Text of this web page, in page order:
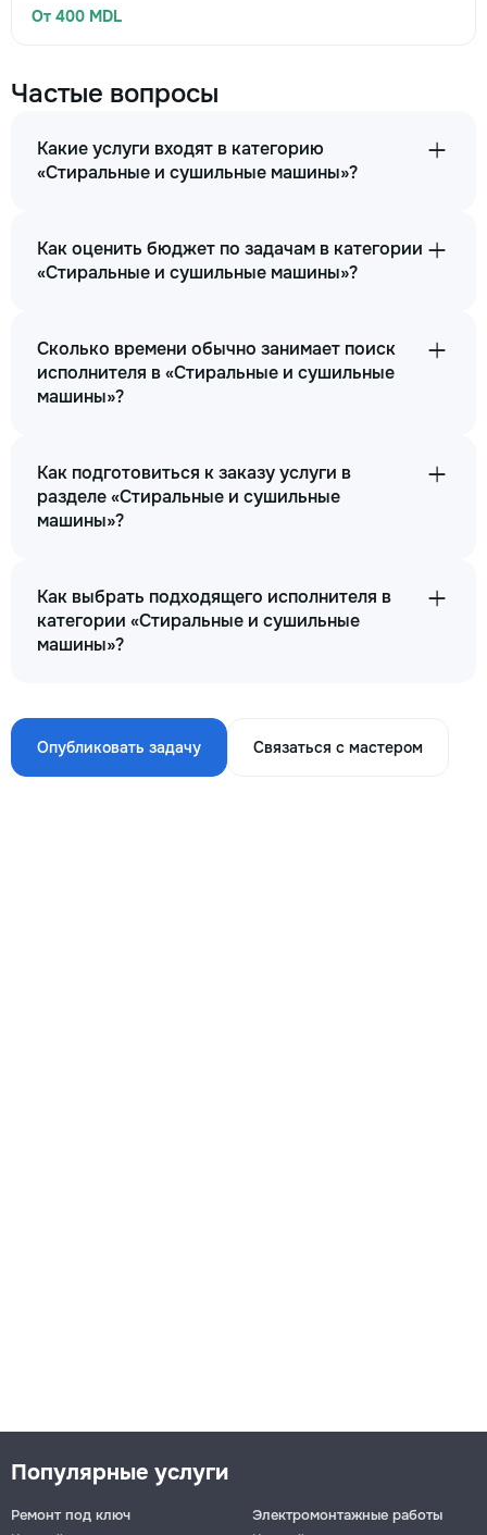
От 400 MDL
Частые вопросы
Какие услуги входят в категорию
«Стиральные и сушильные машины»?
Как оценить бюджет по задачам в категории
«Стиральные и сушильные машины»?
Сколько времени обычно занимает поиск
исполнителя в «Стиральные и сушильные
машины»?
Как подготовиться к заказу услуги в
разделе «Стиральные и сушильные
машины»?
Как выбрать подходящего исполнителя в
категории «Стиральные и сушильные
машины»?
Опубликовать задачу Связаться с мастером
Популярные услуги
Ремонт под ключ
Электромонтажные работы